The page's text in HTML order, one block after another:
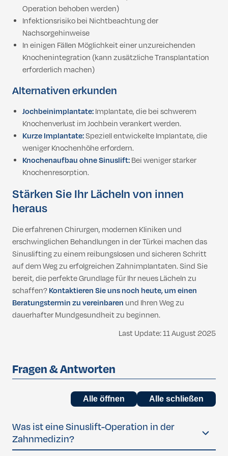
Operation behoben werden)
Infektionsrisiko bei Nichtbeachtung der
Nachsorgehinweise
In einigen Fällen Möglichkeit einer unzureichenden
Knochenintegration (kann zusätzliche Transplantation
erforderlich machen)
Alternativen erkunden
Jochbeinimplantate:Implantate, die bei schwerem
Knochenverlust im Jochbein verankert werden.
Kurze Implantate:Speziell entwickelte Implantate, die
weniger Knochenhöhe erfordern.
Knochenaufbau ohne Sinuslift:Bei weniger starker
Knochenresorption.
Stärken Sie Ihr Lächeln von innen
heraus
Die erfahrenen Chirurgen, modernen Kliniken und
erschwinglichen Behandlungen in der Türkei machen das
Sinuslifting zu einem reibungslosen und sicheren Schritt
auf dem Weg zu erfolgreichen Zahnimplantaten. Sind Sie
bereit, die perfekte Grundlage für Ihr neues Lächeln zu
schaffen?Kontaktieren Sie uns noch heute, um einen
Beratungstermin zu vereinbaren und Ihren Weg zu
dauerhafter Mundgesundheit zu beginnen.
Last Update: 11 August 2025
Fragen & Antworten
Alle öffnen Alle schließen
Was ist eine Sinuslift-Operation in der
Zahnmedizin?